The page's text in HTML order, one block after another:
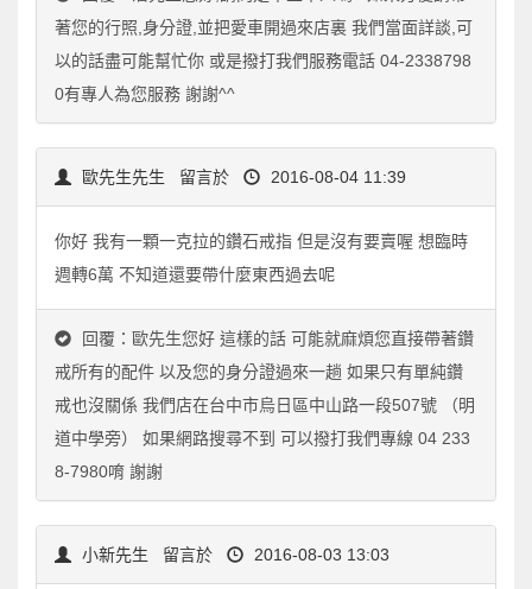
著您的行照,身分證,並把愛車開過來店裏 我們當面詳談,可
以的話盡可能幫忙你 或是撥打我們服務電話 04-2338798
0有專人為您服務 謝謝^^
歐先生先生 留言於 2016-08-04 11:39
你好 我有一顆一克拉的鑽石戒指 但是沒有要賣喔 想臨時
週轉6萬 不知道還要帶什麼東西過去呢
回覆：歐先生您好 這樣的話 可能就麻煩您直接帶著鑽
戒所有的配件 以及您的身分證過來一趟 如果只有單純鑽
戒也沒關係 我們店在台中市烏日區中山路一段507號 （明
道中學旁） 如果網路搜尋不到 可以撥打我們專線 04 233
8-7980唷 謝謝
小新先生 留言於 2016-08-03 13:03